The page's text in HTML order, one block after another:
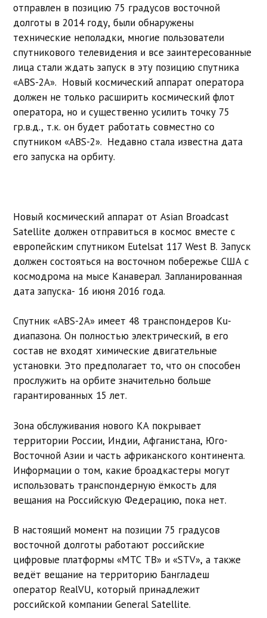
отправлен в позицию 75 градусов восточной
долготы в 2014 году, были обнаружены
технические неполадки, многие пользователи
спутникового телевидения и все заинтересованные
лица стали ждать запуск в эту позицию спутника
«ABS-2A». Новый космический аппарат оператора
должен не только расширить космический флот
оператора, но и существенно усилить точку 75
гр.в.д., т.к. он будет работать совместно со
спутником «ABS-2». Недавно стала известна дата
его запуска на орбиту.
Новый космический аппарат от Asian Broadcast
Satellite должен отправиться в космос вместе с
европейским спутником Eutelsat 117 West B. Запуск
должен состояться на восточном побережье США с
космодрома на мысе Канаверал. Запланированная
дата запуска- 16 июня 2016 года.
Спутник «ABS-2А» имеет 48 транспондеров Ku-
диапазона. Он полностью электрический, в его
состав не входят химические двигательные
установки. Это предполагает то, что он способен
прослужить на орбите значительно больше
гарантированных 15 лет.
Зона обслуживания нового КА покрывает
территории России, Индии, Афганистана, Юго-
Восточной Азии и часть африканского континента.
Информации о том, какие броадкастеры могут
использовать транспондерную ёмкость для
вещания на Российскую Федерацию, пока нет.
В настоящий момент на позиции 75 градусов
восточной долготы работают российские
цифровые платформы «МТС ТВ» и «STV», а также
ведёт вещание на территорию Бангладеш
оператор RealVU, который принадлежит
российской компании General Satellite.